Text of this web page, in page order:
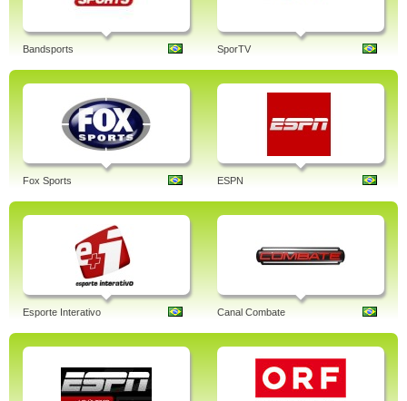
Bandsports SporTV
Fox Sports ESPN
Esporte Interativo Canal Combate